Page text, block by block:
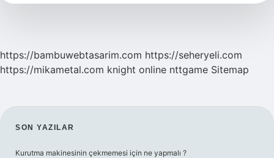
https://bambuwebtasarim.com https://seheryeli.com
https://mikametal.com knight online nttgame Sitemap
SIDEBAR
SON YAZILAR
Kurutma makinesinin çekmemesi için ne yapmalı ?